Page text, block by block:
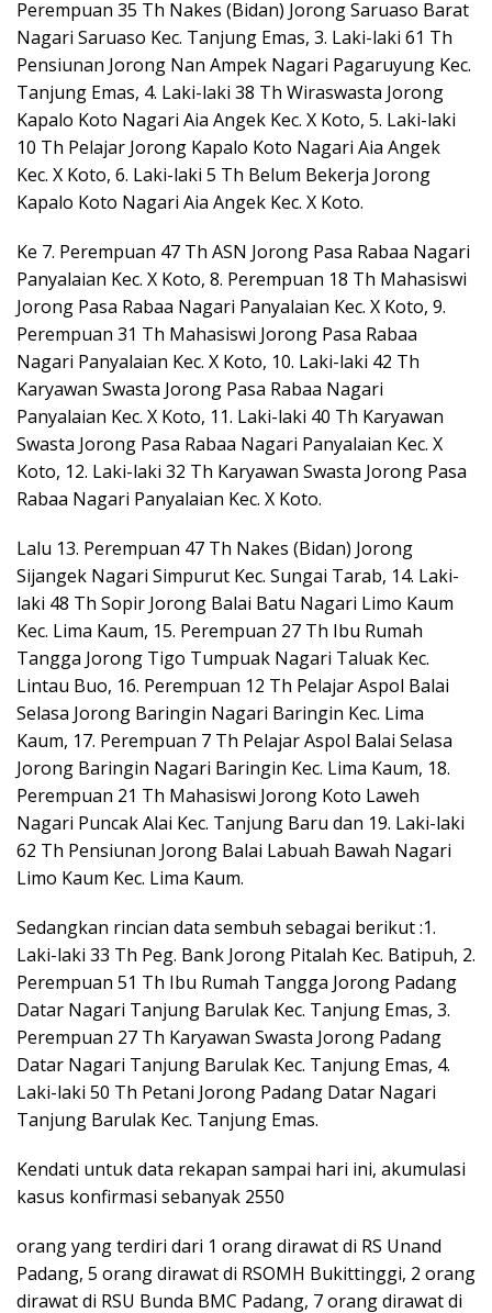
Perempuan 35 Th Nakes (Bidan) Jorong Saruaso Barat
Nagari Saruaso Kec. Tanjung Emas, 3. Laki-laki 61 Th
Pensiunan Jorong Nan Ampek Nagari Pagaruyung Kec.
Tanjung Emas, 4. Laki-laki 38 Th Wiraswasta Jorong
Kapalo Koto Nagari Aia Angek Kec. X Koto, 5. Laki-laki
10 Th Pelajar Jorong Kapalo Koto Nagari Aia Angek
Kec. X Koto, 6. Laki-laki 5 Th Belum Bekerja Jorong
Kapalo Koto Nagari Aia Angek Kec. X Koto.
Ke 7. Perempuan 47 Th ASN Jorong Pasa Rabaa Nagari
Panyalaian Kec. X Koto, 8. Perempuan 18 Th Mahasiswi
Jorong Pasa Rabaa Nagari Panyalaian Kec. X Koto, 9.
Perempuan 31 Th Mahasiswi Jorong Pasa Rabaa
Nagari Panyalaian Kec. X Koto, 10. Laki-laki 42 Th
Karyawan Swasta Jorong Pasa Rabaa Nagari
Panyalaian Kec. X Koto, 11. Laki-laki 40 Th Karyawan
Swasta Jorong Pasa Rabaa Nagari Panyalaian Kec. X
Koto, 12. Laki-laki 32 Th Karyawan Swasta Jorong Pasa
Rabaa Nagari Panyalaian Kec. X Koto.
Lalu 13. Perempuan 47 Th Nakes (Bidan) Jorong
Sijangek Nagari Simpurut Kec. Sungai Tarab, 14. Laki-
laki 48 Th Sopir Jorong Balai Batu Nagari Limo Kaum
Kec. Lima Kaum, 15. Perempuan 27 Th Ibu Rumah
Tangga Jorong Tigo Tumpuak Nagari Taluak Kec.
Lintau Buo, 16. Perempuan 12 Th Pelajar Aspol Balai
Selasa Jorong Baringin Nagari Baringin Kec. Lima
Kaum, 17. Perempuan 7 Th Pelajar Aspol Balai Selasa
Jorong Baringin Nagari Baringin Kec. Lima Kaum, 18.
Perempuan 21 Th Mahasiswi Jorong Koto Laweh
Nagari Puncak Alai Kec. Tanjung Baru dan 19. Laki-laki
62 Th Pensiunan Jorong Balai Labuah Bawah Nagari
Limo Kaum Kec. Lima Kaum.
Sedangkan rincian data sembuh sebagai berikut :1.
Laki-laki 33 Th Peg. Bank Jorong Pitalah Kec. Batipuh, 2.
Perempuan 51 Th Ibu Rumah Tangga Jorong Padang
Datar Nagari Tanjung Barulak Kec. Tanjung Emas, 3.
Perempuan 27 Th Karyawan Swasta Jorong Padang
Datar Nagari Tanjung Barulak Kec. Tanjung Emas, 4.
Laki-laki 50 Th Petani Jorong Padang Datar Nagari
Tanjung Barulak Kec. Tanjung Emas.
Kendati untuk data rekapan sampai hari ini, akumulasi
kasus konfirmasi sebanyak 2550
orang yang terdiri dari 1 orang dirawat di RS Unand
Padang, 5 orang dirawat di RSOMH Bukittinggi, 2 orang
dirawat di RSU Bunda BMC Padang, 7 orang dirawat di